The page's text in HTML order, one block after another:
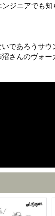
ジニアでも知
であろうサウ
さんのヴォー